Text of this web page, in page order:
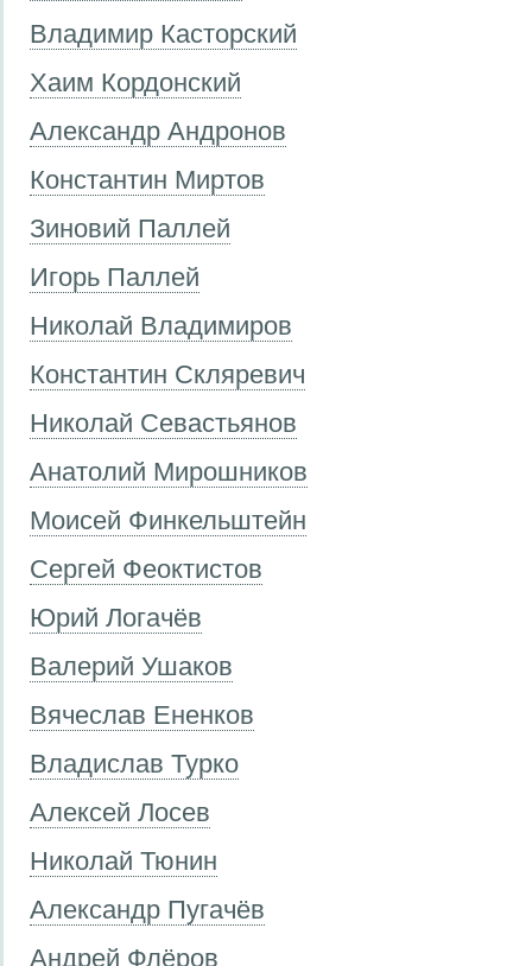
Владимир Касторский
Хаим Кордонский
Александр Андронов
Константин Миртов
Зиновий Паллей
Игорь Паллей
Николай Владимиров
Константин Скляревич
Николай Севастьянов
Анатолий Мирошников
Моисей Финкельштейн
Сергей Феоктистов
Юрий Логачёв
Валерий Ушаков
Вячеслав Ененков
Владислав Турко
Алексей Лосев
Николай Тюнин
Александр Пугачёв
Андрей Флёров